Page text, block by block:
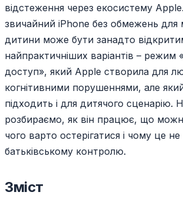
відстеження через екосистему
звичайний iPhone без обмежень для
дитини може бути занадто
найпрактичніших варіантів –
доступ», який Apple створила для
когнітивними порушеннями, але
підходить і для дитячого сценарію.
розбираємо, як він працює, що
чого варто остерігатися і чому це
батьківському контролю.
Зміст